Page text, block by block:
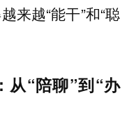
来越“能干”和“聪
“陪聊”到“办